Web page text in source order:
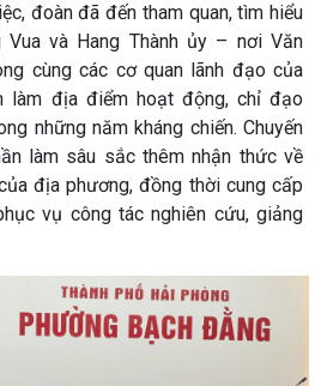
đoàn đã đến tham quan, tìm hiểu
và Hang Thành ủy – nơi Văn
cùng các cơ quan lãnh đạo của
làm địa điểm hoạt động, chỉ đạo
những năm kháng chiến. Chuyến
làm sâu sắc thêm nhận thức về
địa phương, đồng thời cung cấp
vụ công tác nghiên cứu, giảng